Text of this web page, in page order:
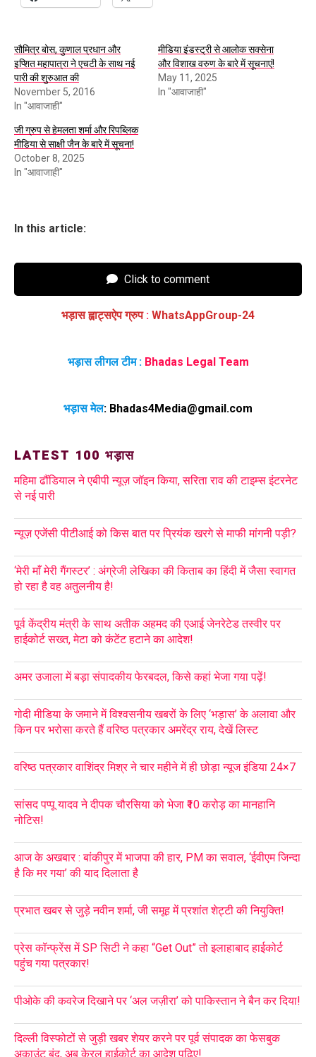
सौमित्र बोस, कुणाल प्रधान और
इप्शित महापात्रा ने एचटी के साथ नई
पारी की शुरुआत की
November 5, 2016
In "आवाजाही"
मीडिया इंडस्ट्री से आलोक सक्सेना
और विशाख वरुण के बारे में सूचनाएं!
May 11, 2025
In "आवाजाही"
जी ग्रुप से हेमलता शर्मा और रिपब्लिक
मीडिया से साक्षी जैन के बारे में सूचना!
October 8, 2025
In "आवाजाही"
In this article:
Click to comment
भड़ास ह्वाट्सऐप ग्रुप : WhatsAppGroup-24
भड़ास लीगल टीम : Bhadas Legal Team
भड़ास मेल: Bhadas4Media@gmail.com
LATEST 100 भड़ास
महिमा ढौंडियाल ने एबीपी न्यूज़ जॉइन किया, सरिता राव की टाइम्स इंटरनेट
से नई पारी
न्यूज़ एजेंसी पीटीआई को किस बात पर प्रियंक खरगे से माफी मांगनी पड़ी?
‘मेरी माँ मेरी गैंगस्टर’ : अंग्रेजी लेखिका की किताब का हिंदी में जैसा स्वागत
हो रहा है वह अतुलनीय है!
पूर्व केंद्रीय मंत्री के साथ अतीक अहमद की एआई जेनरेटेड तस्वीर पर
हाईकोर्ट सख्त, मेटा को कंटेंट हटाने का आदेश!
अमर उजाला में बड़ा संपादकीय फेरबदल, किसे कहां भेजा गया पढ़ें!
गोदी मीडिया के जमाने में विश्वसनीय खबरों के लिए ‘भड़ास’ के अलावा और
किन पर भरोसा करते हैं वरिष्ठ पत्रकार अमरेंद्र राय, देखें लिस्ट
वरिष्ठ पत्रकार वाशिंद्र मिश्र ने चार महीने में ही छोड़ा न्यूज इंडिया 24×7
सांसद पप्पू यादव ने दीपक चौरसिया को भेजा ₹10 करोड़ का मानहानि
नोटिस!
आज के अखबार : बांकीपुर में भाजपा की हार, PM का सवाल, ‘ईवीएम जिन्दा
है कि मर गया’ की याद दिलाता है
प्रभात खबर से जुड़े नवीन शर्मा, जी समूह में प्रशांत शेट्टी की नियुक्ति!
प्रेस कॉन्फ्रेंस में SP सिटी ने कहा “Get Out” तो इलाहाबाद हाईकोर्ट
पहुंच गया पत्रकार!
पीओके की कवरेज दिखाने पर ‘अल जज़ीरा’ को पाकिस्तान ने बैन कर दिया!
दिल्ली विस्फोटों से जुड़ी खबर शेयर करने पर पूर्व संपादक का फेसबुक
अकाउंट बंद, अब केरल हाईकोर्ट का आदेश पढ़िए!